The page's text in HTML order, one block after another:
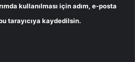
kullanılması için adım, e-posta
tarayıcıya kaydedilsin.